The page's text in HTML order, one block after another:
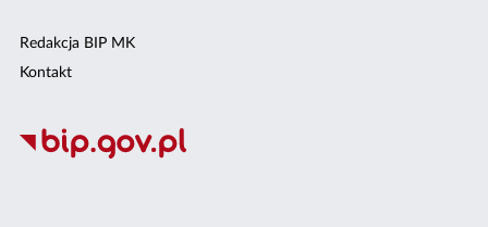
Redakcja BIP MK
Kontakt